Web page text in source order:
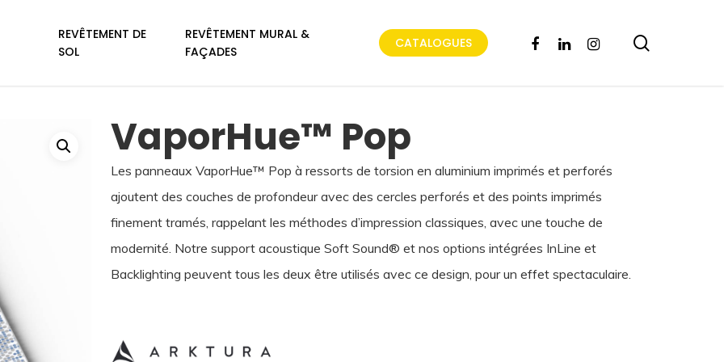
REVÊTEMENT DE
SOL
REVÊTEMENT MURAL &
FAÇADES
CATALOGUES FACEBOOKLINKEDININSTAGRAM
VaporHue™ Pop
Les panneaux VaporHue™ Pop à ressorts de torsion en aluminium imprimés et perforés
ajoutent des couches de profondeur avec des cercles perforés et des points imprimés
finement tramés, rappelant les méthodes d’impression classiques, avec une touche de
modernité. Notre support acoustique Soft Sound® et nos options intégrées InLine et
Backlighting peuvent tous les deux être utilisés avec ce design, pour un effet spectaculaire.